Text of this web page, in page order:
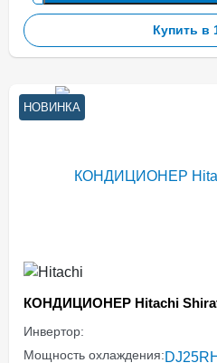
Купить в
НОВИНКА
КОНДИЦИОНЕР Hitachi
Инвертор:
Мощность охлаждения: